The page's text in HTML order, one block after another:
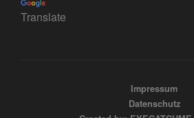
Translate
Impressum
Datenschutz